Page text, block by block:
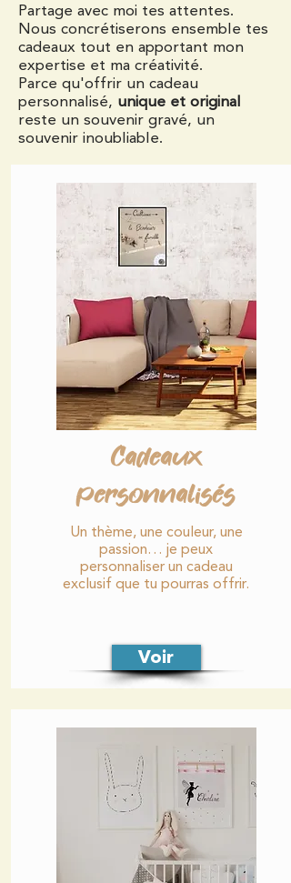
Partage avec moi tes attentes.
Nous concrétiserons ensemble tes
cadeaux tout en apportant mon
expertise et ma créativité.
Parce qu'offrir un cadeau
personnalisé, unique et original
reste un souvenir gravé, un
souvenir inoubliable.
Cadeaux
personnalisés
Un thème, une couleur, une
passion… je peux
personnaliser un cadeau
exclusif que tu pourras offrir.
Voir